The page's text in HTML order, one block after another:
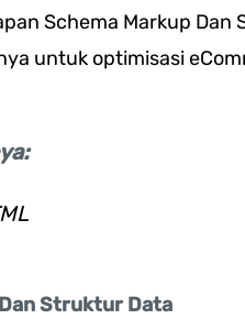
Schema Markup
untuk optimisasi
Struktur Data